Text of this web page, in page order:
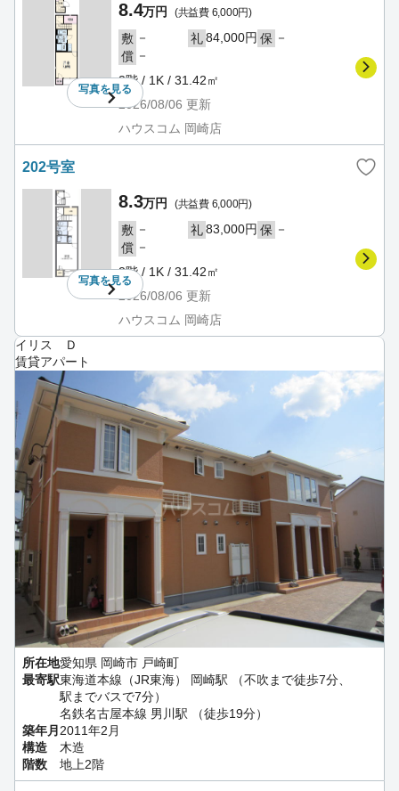
写真を見る
8.4万円 (共益費 6,000円)
敷 － 礼84,000円 保 －
償 －
2階 / 1K / 31.42㎡
2026/08/06 更新
ハウスコム 岡崎店
202号室
写真を見る
8.3万円 (共益費 6,000円)
敷 － 礼83,000円 保 －
償 －
2階 / 1K / 31.42㎡
2026/08/06 更新
ハウスコム 岡崎店
イリス Ｄ
賃貸アパート
所在地愛知県 岡崎市 戸崎町
最寄駅東海道本線（JR東海） 岡崎駅 （不吹まで徒歩7分、
駅までバスで7分）
名鉄名古屋本線 男川駅 （徒歩19分）
築年月 2011年2月
構造
木造
階数
地上2階